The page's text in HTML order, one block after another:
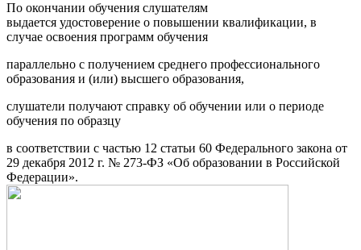
По окончании обучения слушателям
выдается удостоверение о повышении квалификации, в
случае освоения программ обучения
параллельно с получением среднего профессионального
образования и (или) высшего образования,
слушатели получают справку об обучении или о периоде
обучения по образцу
в соответствии с частью 12 статьи 60 Федерального закона от
29 декабря 2012 г. № 273-ФЗ «Об образовании в Российской
Федерации».